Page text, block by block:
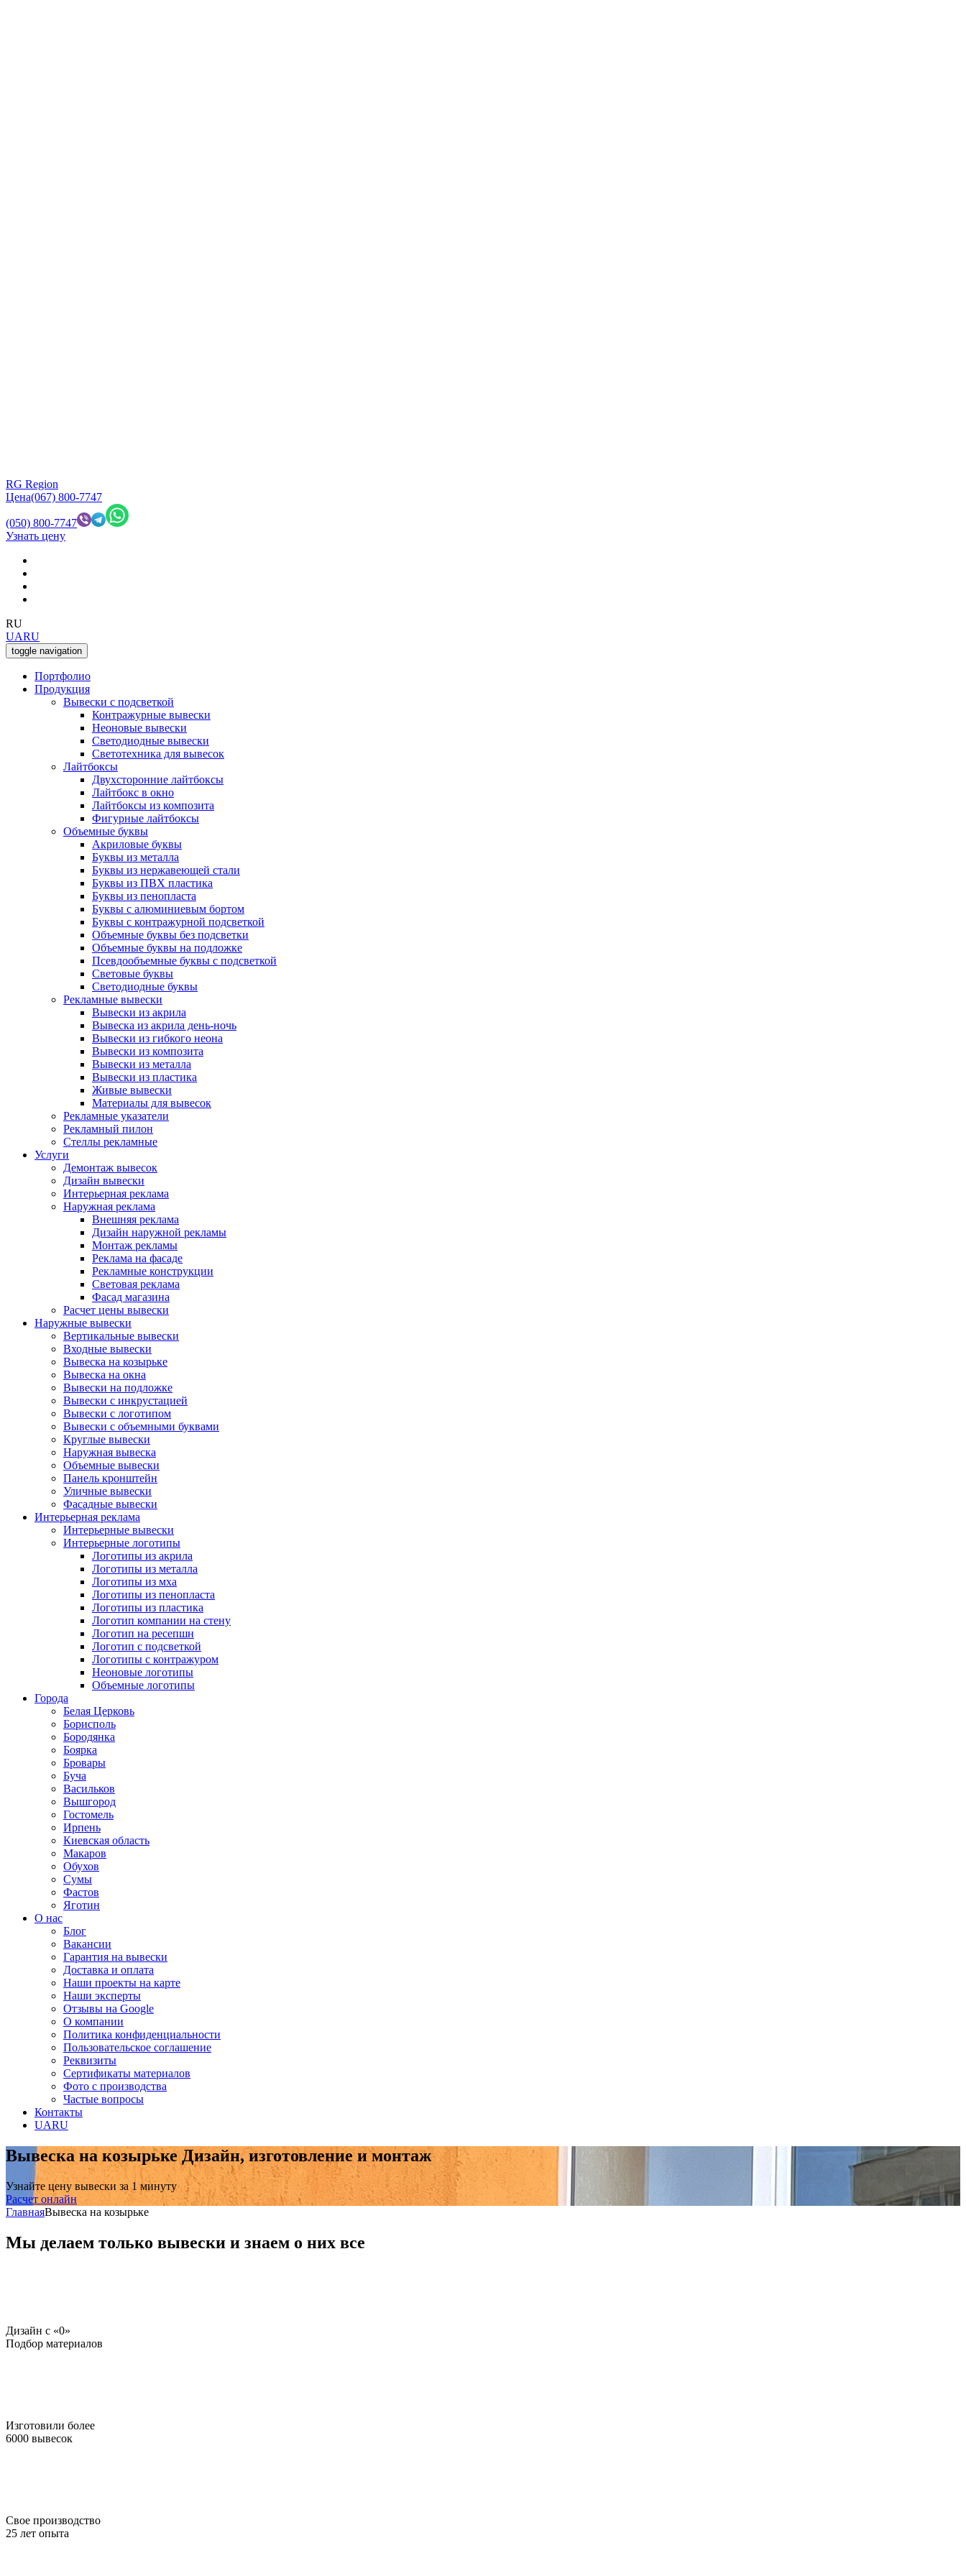
RG Region
Цена(067) 800-7747
(050) 800-7747
Узнать цену
RU
UARU
toggle navigation
Портфолио
Продукция
Вывески с подсветкой
Контражурные вывески
Неоновые вывески
Светодиодные вывески
Светотехника для вывесок
Лайтбоксы
Двухсторонние лайтбоксы
Лайтбокс в окно
Лайтбоксы из композита
Фигурные лайтбоксы
Объемные буквы
Акриловые буквы
Буквы из металла
Буквы из нержавеющей стали
Буквы из ПВХ пластика
Буквы из пенопласта
Буквы с алюминиевым бортом
Буквы с контражурной подсветкой
Объемные буквы без подсветки
Объемные буквы на подложке
Псевдообъемные буквы с подсветкой
Световые буквы
Светодиодные буквы
Рекламные вывески
Вывески из акрила
Вывеска из акрила день-ночь
Вывески из гибкого неона
Вывески из композита
Вывески из металла
Вывески из пластика
Живые вывески
Материалы для вывесок
Рекламные указатели
Рекламный пилон
Стеллы рекламные
Услуги
Демонтаж вывесок
Дизайн вывески
Интерьерная реклама
Наружная реклама
Внешняя реклама
Дизайн наружной рекламы
Монтаж рекламы
Реклама на фасаде
Рекламные конструкции
Световая реклама
Фасад магазина
Расчет цены вывески
Наружные вывески
Вертикальные вывески
Входные вывески
Вывеска на козырьке
Вывеска на окна
Вывески на подложке
Вывески с инкрустацией
Вывески с логотипом
Вывески с объемными буквами
Круглые вывески
Наружная вывеска
Объемные вывески
Панель кронштейн
Уличные вывески
Фасадные вывески
Интерьерная реклама
Интерьерные вывески
Интерьерные логотипы
Логотипы из акрила
Логотипы из металла
Логотипы из мха
Логотипы из пенопласта
Логотипы из пластика
Логотип компании на стену
Логотип на ресепшн
Логотип с подсветкой
Логотипы с контражуром
Неоновые логотипы
Объемные логотипы
Города
Белая Церковь
Борисполь
Бородянка
Боярка
Бровары
Буча
Васильков
Вышгород
Гостомель
Ирпень
Киевская область
Макаров
Обухов
Сумы
Фастов
Яготин
О нас
Блог
Вакансии
Гарантия на вывески
Доставка и оплата
Наши проекты на карте
Наши эксперты
Отзывы на Google
О компании
Политика конфиденциальности
Пользовательское соглашение
Реквизиты
Сертификаты материалов
Фото с производства
Частые вопросы
Контакты
UARU
Вывеска на козырьке Дизайн, изготовление и монтаж
Узнайте цену вывески за 1 минуту
Расчет онлайн
ГлавнаяВывеска на козырьке
Мы делаем только вывески и знаем о них все
Дизайн c «0»
Подбор материалов
Изготовили более
6000 вывесок
Свое производство
25 лет опыта